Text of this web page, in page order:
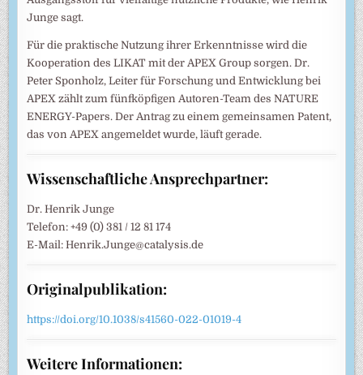
Junge sagt.
Für die praktische Nutzung ihrer Erkenntnisse wird die
Kooperation des LIKAT mit der APEX Group sorgen. Dr.
Peter Sponholz, Leiter für Forschung und Entwicklung bei
APEX zählt zum fünfköpfigen Autoren-Team des NATURE
ENERGY-Papers. Der Antrag zu einem gemeinsamen Patent,
das von APEX angemeldet wurde, läuft gerade.
Wissenschaftliche Ansprechpartner:
Dr. Henrik Junge
Telefon: +49 (0) 381 / 12 81 174
E-Mail: Henrik.Junge@catalysis.de
Originalpublikation:
https://doi.org/10.1038/s41560-022-01019-4
Weitere Informationen: